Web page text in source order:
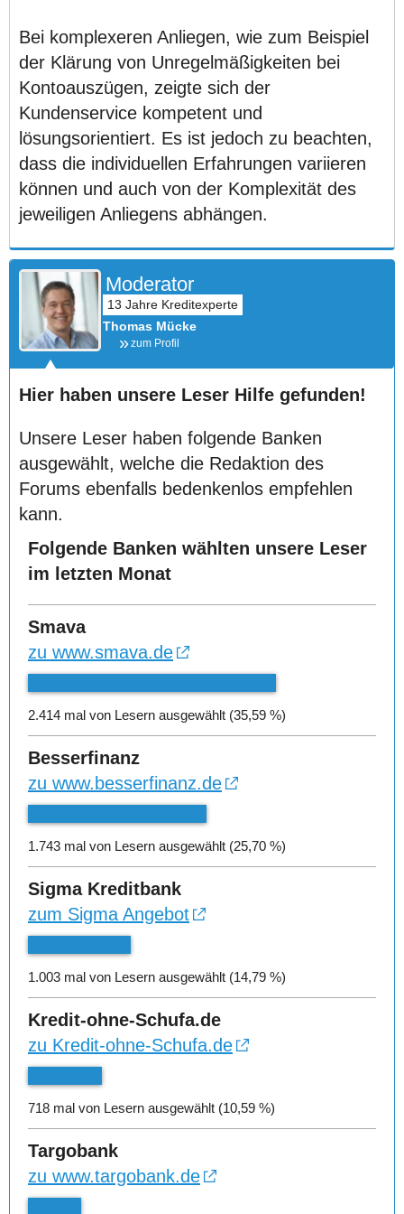
Bei komplexeren Anliegen, wie zum Beispiel
der Klärung von Unregelmäßigkeiten bei
Kontoauszügen, zeigte sich der
Kundenservice kompetent und
lösungsorientiert. Es ist jedoch zu beachten,
dass die individuellen Erfahrungen variieren
können und auch von der Komplexität des
jeweiligen Anliegens abhängen.
Moderator
Thomas Mücke
zum Profil
Hier haben unsere Leser Hilfe gefunden!
Unsere Leser haben folgende Banken
ausgewählt, welche die Redaktion des
Forums ebenfalls bedenkenlos empfehlen
kann.
Folgende Banken wählten unsere Leser
im letzten Monat
Smava
zu www.smava.de
2.414 mal von Lesern ausgewählt (35,59 %)
Besserfinanz
zu www.besserfinanz.de
1.743 mal von Lesern ausgewählt (25,70 %)
Sigma Kreditbank
zum Sigma Angebot
1.003 mal von Lesern ausgewählt (14,79 %)
Kredit-ohne-Schufa.de
zu Kredit-ohne-Schufa.de
718 mal von Lesern ausgewählt (10,59 %)
Targobank
zu www.targobank.de